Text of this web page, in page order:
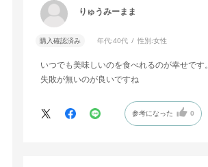
りゅうみーまま
購入確認済み 年代:40代 性別:女性
いつでも美味しいのを食べれるのが幸せです。
失敗が無いのが良いですね
参考になった 0